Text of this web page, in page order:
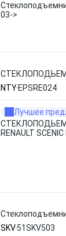
03->
NTY EPSRE024
Лучшее
RENAULT
SKV51SKV503